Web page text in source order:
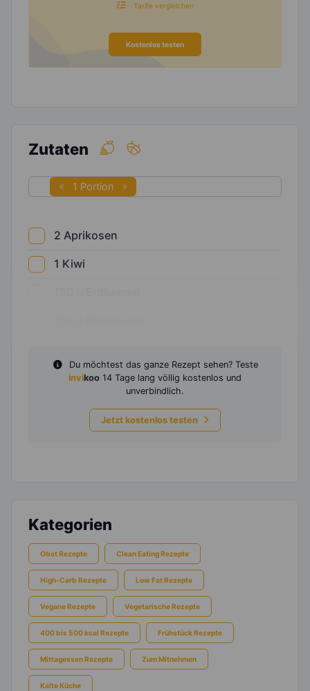
Tarife vergleichen
Kostenlos testen
Zutaten
1 Portion
2 Aprikosen
1 Kiwi
Du möchtest das ganze Rezept sehen? Teste
invikoo 14 Tage lang völlig kostenlos und
unverbindlich.
Jetzt kostenlos testen
Kategorien
Obst Rezepte Clean Eating Rezepte
High-Carb Rezepte Low Fat Rezepte
Vegane Rezepte Vegetarische Rezepte
400 bis 500 kcal Rezepte Frühstück Rezepte
Mittagessen Rezepte Zum Mitnehmen
Kalte Küche